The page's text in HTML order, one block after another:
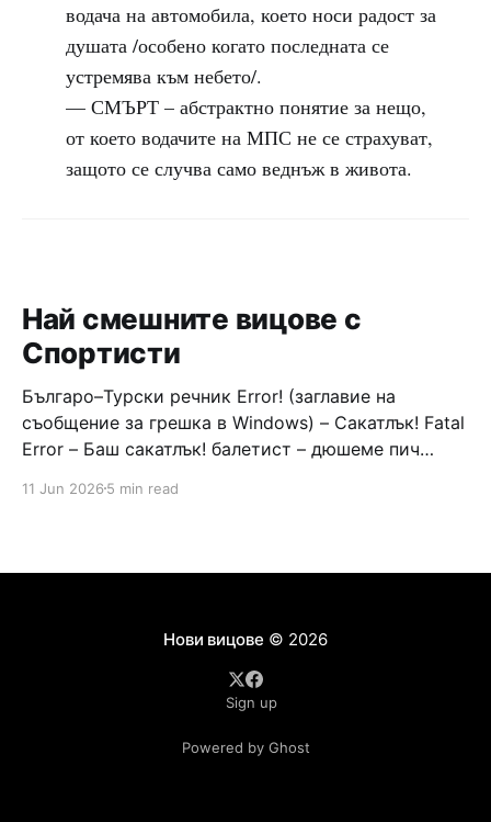
водача на автомобила, което носи радост за
душата /особено когато последната се
устремява към небето/.
— СМЪРТ – абстрактно понятие за нещо,
от което водачите на МПС не се страхуват,
защото се случва само веднъж в живота.
Най смешните вицове с
Спортисти
Българо–Турски речник Error! (заглавие на
съобщение за грешка в Windows) – Сакатлък! Fatal
Error – Баш сакатлък! балетист – дюшеме пич
Война и мир – Патаклама и рахатлък Cancel –
дявола – дур базик шаркан бабана сакатлък Двама
11 Jun 2026 5 min read
Нови вицове © 2026
Sign up
Powered by Ghost